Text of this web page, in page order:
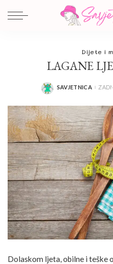
Dijete i
LAGANE
POSTED
SAVJETNICA
Dolaskom ljeta, obilne i teške